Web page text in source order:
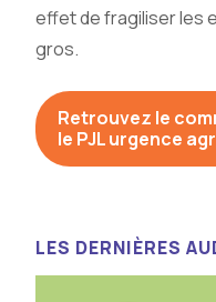
effet de fragiliser les
gros.
Retrouvez le
le PJL urgence
LES DERNIÈRES